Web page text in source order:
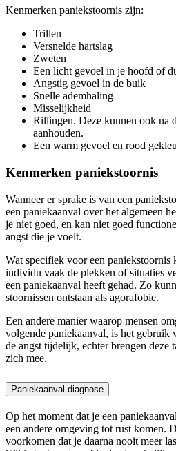
Kenmerken paniekstoornis zijn:
Trillen
Versnelde hartslag
Zweten
Een licht gevoel in je hoofd of
Angstig gevoel in de buik
Snelle ademhaling
Misselijkheid
Rillingen. Deze kunnen ook na
aanhouden.
Een warm gevoel en rood
Kenmerken paniekstoornis
Wanneer er sprake is van een
een paniekaanval over het algemeen
je niet goed, en kan niet goed
angst die je voelt.
Wat specifiek voor een paniekstoornis
individu vaak de plekken of situaties
een paniekaanval heeft gehad. Zo
stoornissen ontstaan als agorafobie.
Een andere manier waarop mensen
volgende paniekaanval, is het gebruik
de angst tijdelijk, echter brengen deze
zich mee.
Paniekaanval diagnose
Op het moment dat je een
een andere omgeving tot rust komen.
voorkomen dat je daarna nooit meer